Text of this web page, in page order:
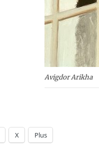
Avigdor Arikha
X Plus